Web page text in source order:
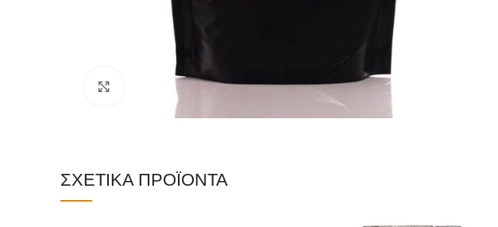
Click to enlarge
ΣΧΕΤΙΚΆ ΠΡΟΪΌΝΤΑ